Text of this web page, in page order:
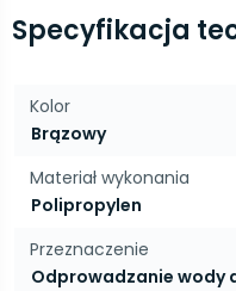
Specyfikacja
Kolor
Brązowy
Materiał wykonania
Polipropylen
Przeznaczenie
Odprowadzanie wody